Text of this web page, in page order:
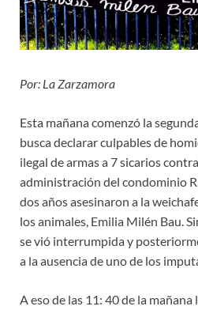
Por: La Zarzamora
Esta mañana comenzó la
busca declarar culpables de
ilegal de armas a 7 sicarios
administración del condominio
dos años asesinaron a la
los animales, Emilia Milén Bau.
se vió interrumpida y
a la ausencia de uno de los
A eso de las 11: 40 de la